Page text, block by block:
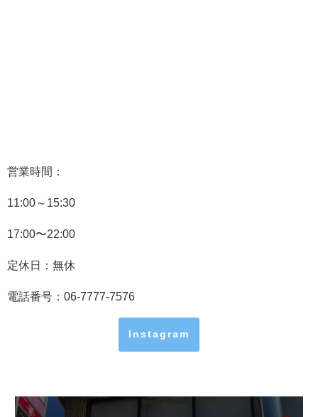
営業時間：
11:00～15:30
17:00〜22:00
定休日：無休
電話番号：06-7777-7576
Instagram